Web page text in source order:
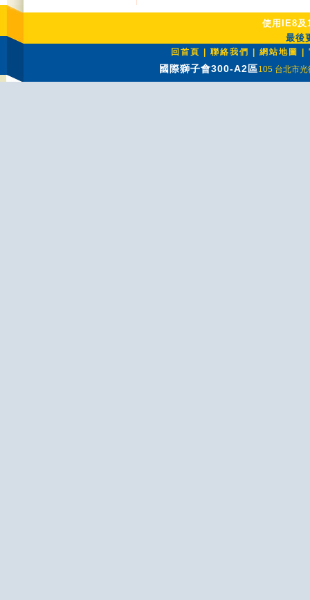
使用IE8及
最後
回首頁 聯絡我們 網站地圖
國際獅子會300-A2區105 台北市